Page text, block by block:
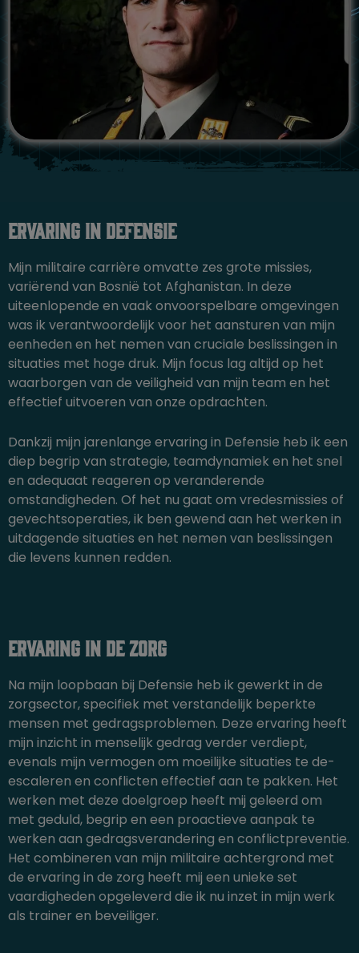
Ervaring in Defensie
Mijn militaire carrière omvatte zes grote missies,
variërend van Bosnië tot Afghanistan. In deze
uiteenlopende en vaak onvoorspelbare omgevingen
was ik verantwoordelijk voor het aansturen van mijn
eenheden en het nemen van cruciale beslissingen in
situaties met hoge druk. Mijn focus lag altijd op het
waarborgen van de veiligheid van mijn team en het
effectief uitvoeren van onze opdrachten.
Dankzij mijn jarenlange ervaring in Defensie heb ik een
diep begrip van strategie, teamdynamiek en het snel
en adequaat reageren op veranderende
omstandigheden. Of het nu gaat om vredesmissies of
gevechtsoperaties, ik ben gewend aan het werken in
uitdagende situaties en het nemen van beslissingen
die levens kunnen redden.
Ervaring in de Zorg
Na mijn loopbaan bij Defensie heb ik gewerkt in de
zorgsector, specifiek met verstandelijk beperkte
mensen met gedragsproblemen. Deze ervaring heeft
mijn inzicht in menselijk gedrag verder verdiept,
evenals mijn vermogen om moeilijke situaties te de-
escaleren en conflicten effectief aan te pakken. Het
werken met deze doelgroep heeft mij geleerd om
met geduld, begrip en een proactieve aanpak te
werken aan gedragsverandering en conflictpreventie.
Het combineren van mijn militaire achtergrond met
de ervaring in de zorg heeft mij een unieke set
vaardigheden opgeleverd die ik nu inzet in mijn werk
als trainer en beveiliger.